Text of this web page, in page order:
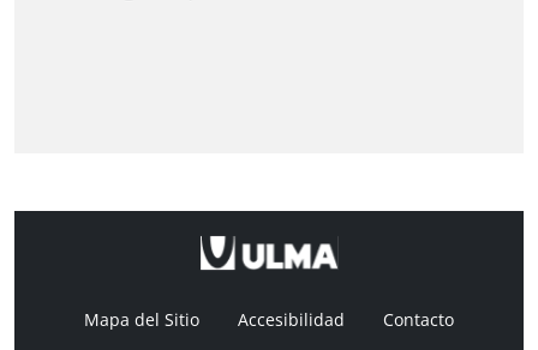
Mapa del Sitio Accesibilidad Contacto